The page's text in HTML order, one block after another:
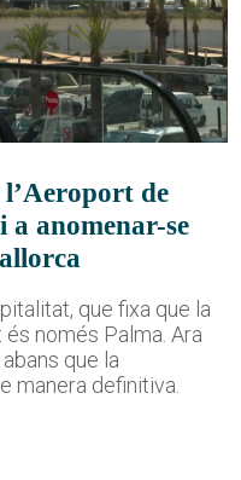
de
a anomenar-se
que fixa que la
només Palma. Ara
que la
manera definitiva.